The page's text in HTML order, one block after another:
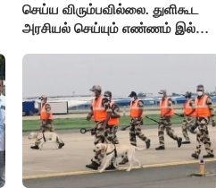
செய்ய விரும்பவில்லை. துளிகூட
அரசியல் செய்யும் எண்ணம் இல்லை